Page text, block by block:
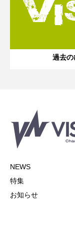
過去の
NEWS
特集
お知らせ